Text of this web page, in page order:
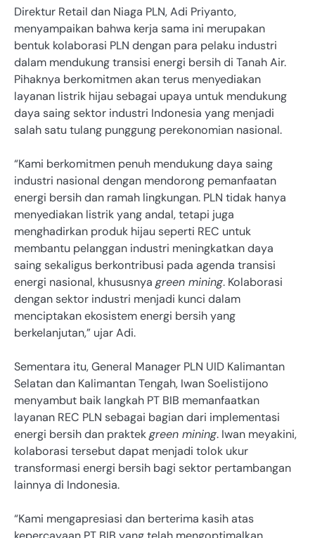
Direktur Retail dan Niaga PLN, Adi Priyanto,
menyampaikan bahwa kerja sama ini merupakan
bentuk kolaborasi PLN dengan para pelaku industri
dalam mendukung transisi energi bersih di Tanah Air.
Pihaknya berkomitmen akan terus menyediakan
layanan listrik hijau sebagai upaya untuk mendukung
daya saing sektor industri Indonesia yang menjadi
salah satu tulang punggung perekonomian nasional.
“Kami berkomitmen penuh mendukung daya saing
industri nasional dengan mendorong pemanfaatan
energi bersih dan ramah lingkungan. PLN tidak hanya
menyediakan listrik yang andal, tetapi juga
menghadirkan produk hijau seperti REC untuk
membantu pelanggan industri meningkatkan daya
saing sekaligus berkontribusi pada agenda transisi
energi nasional, khususnya green mining. Kolaborasi
dengan sektor industri menjadi kunci dalam
menciptakan ekosistem energi bersih yang
berkelanjutan,” ujar Adi.
Sementara itu, General Manager PLN UID Kalimantan
Selatan dan Kalimantan Tengah, Iwan Soelistijono
menyambut baik langkah PT BIB memanfaatkan
layanan REC PLN sebagai bagian dari implementasi
energi bersih dan praktekgreen mining. Iwan meyakini,
kolaborasi tersebut dapat menjadi tolok ukur
transformasi energi bersih bagi sektor pertambangan
lainnya di Indonesia.
“Kami mengapresiasi dan berterima kasih atas